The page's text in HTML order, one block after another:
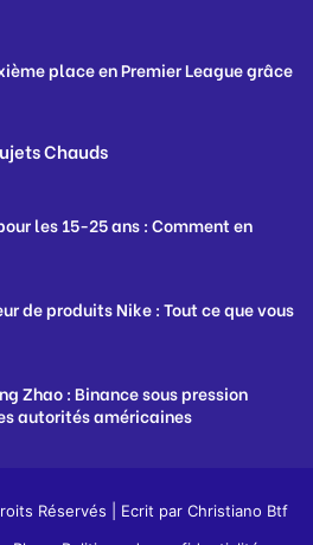
place en Premier League grâce
Chauds
les 15-25 ans : Comment en
de produits Nike : Tout ce que vous
Zhao : Binance sous pression
autorités américaines
Réservés | Ecrit par Christiano Btf